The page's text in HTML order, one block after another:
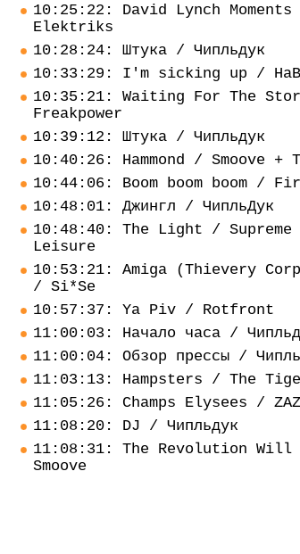
10:25:22: David Lynch
Elektriks
10:28:24: Штука / Чипльдук
10:33:29: I'm sicking up /
10:35:21: Waiting For The
Freakpower
10:39:12: Штука / Чипльдук
10:40:26: Hammond / Smoove
10:44:06: Boom boom boom /
10:48:01: Джингл / ЧипльДук
10:48:40: The Light / Supreme
Leisure
10:53:21: Amiga (Thievery
/ Si*Se
10:57:37: Ya Piv / Rotfront
11:00:03: Начало часа /
11:00:04: Обзор прессы /
11:03:13: Hampsters / The
11:05:26: Champs Elysees / ZAZ
11:08:20: DJ / Чипльдук
11:08:31: The Revolution Will
Smoove